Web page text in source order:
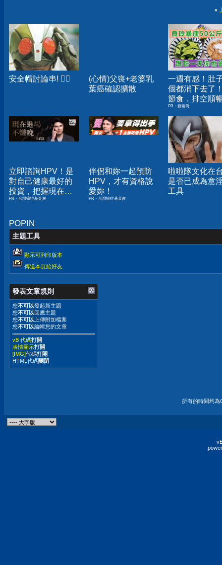
«
安全帽討論串! ‍
(心情)父喪+老婆乳
葉癌確認擴散
一週有感！肚
個都消下去了
節食，排空順
夠
PR・新素簡
立即諮詢HPV！是
對自己健康最好的
投資，把握現在不
嫌晚！
PR・台灣癌症基金會
伴侶和妳一起預防
HPV，才有資格說
愛妳！
PR・台灣癌症基金會
啦啦隊文化在
是否已成為意
工具
POPIN
主題工具
顯示可列印版本
傳送本頁給好友
發表文章規則
您不可以發起新主題
您不可以 回應主題
您不可以 上傳附加檔案
您不可以編輯您的文章
vB 代碼打開
表情圖示打開
[IMG]代碼打開
HTML代碼關閉
所有的時間均為